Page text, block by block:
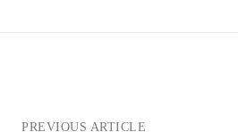
PREVIOUS ARTICLE